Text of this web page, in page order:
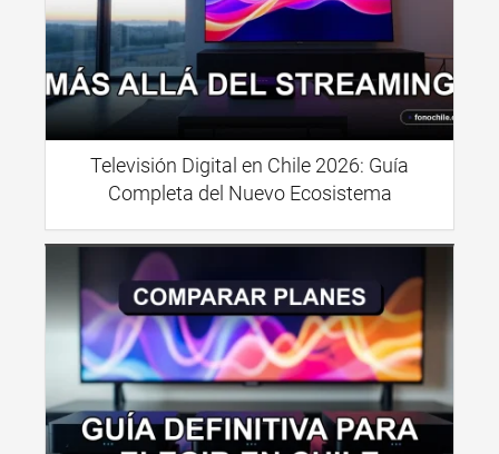
Televisión Digital en Chile 2026: Guía
Completa del Nuevo Ecosistema